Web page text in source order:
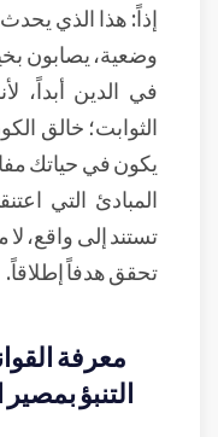
إذاً: هذا الذي يحدث
وضعية، يصابون
في الدين أبداً،
الثوابت؛ خالق
يكون في حياتك
المبادئ التي
تستند إلى واقع، لا
تحقق هدفاً إطلاقاً.
معرفة
التنبؤ